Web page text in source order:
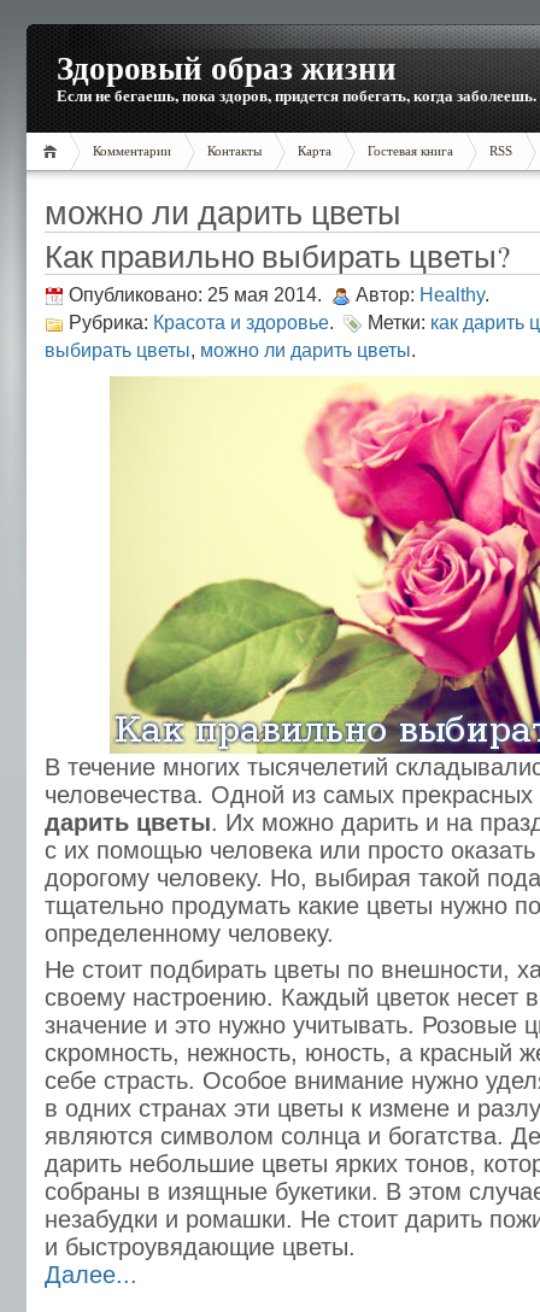
Здоровый образ жизни
Если не бегаешь, пока здоров, придется побегать, когда заболеешь.
Комментарии Контакты Карта Гостевая книга RSS
можно ли дарить цветы
Как правильно выбирать цветы?
Опубликовано: 25 мая 2014. Автор: Healthy.
Рубрика: Красота и здоровье. Метки: как дарить
выбирать цветы, можно ли дарить цветы.
В течение многих тысячелетий
человечества. Одной из самых прекрасных
дарить цветы. Их можно дарить и на
с их помощью человека или просто
дорогому человеку. Но, выбирая такой
тщательно продумать какие цветы нужно
определенному человеку.
Не стоит подбирать цветы по внешности,
своему настроению. Каждый цветок несет
значение и это нужно учитывать. Розовые
скромность, нежность, юность, а красный
себе страсть. Особое внимание нужно
в одних странах эти цветы к измене и
являются символом солнца и богатства.
дарить небольшие цветы ярких тонов,
собраны в изящные букетики. В этом
незабудки и ромашки. Не стоит дарить
и быстроувядающие цветы.
Далее...